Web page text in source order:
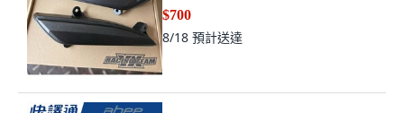
$700
8/18 預計送達